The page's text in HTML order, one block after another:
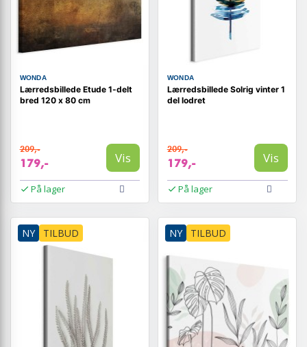
WONDA
Lærredsbillede Etude 1-delt
bred 120 x 80 cm
209,-
179,- Vis
På lager
WONDA
Lærredsbillede Solrig vinter 1
del lodret
209,-
179,- Vis
På lager
NY TILBUD NY TILBUD